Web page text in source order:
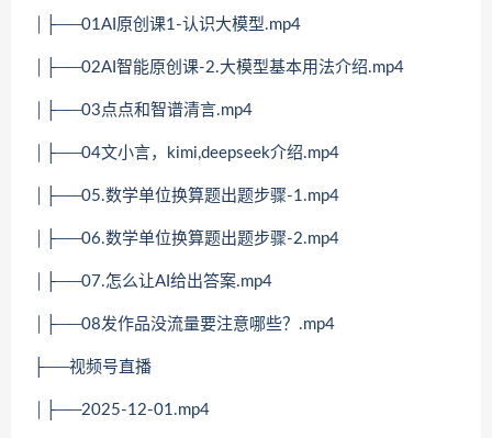
│├──01AI原创课1-认识大模型.mp4
│├──02AI智能原创课-2.大模型基本用法介绍.mp4
│├──03点点和智谱清言.mp4
│├──04文小言，kimi,deepseek介绍.mp4
│├──05.数学单位换算题出题步骤-1.mp4
│├──06.数学单位换算题出题步骤-2.mp4
│├──07.怎么让AI给出答案.mp4
│├──08发作品没流量要注意哪些？.mp4
├──视频号直播
│├──2025-12-01.mp4